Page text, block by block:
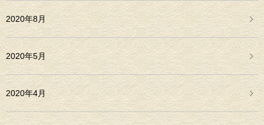
2020年8月
2020年5月
2020年4月